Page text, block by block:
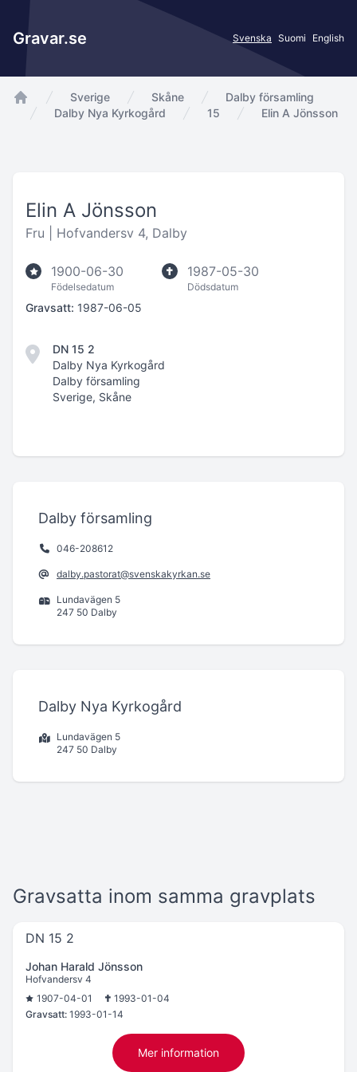
Gravar.se Svenska Suomi English
app.Start
Sverige Skåne
Dalby församling
Dalby Nya Kyrkogård
15 Elin A Jönsson
Elin A Jönsson
Fru | Hofvandersv 4, Dalby
1900-06-30
Födelsedatum
1987-05-30
Dödsdatum
Gravsatt: 1987-06-05
DN 15 2
Dalby Nya Kyrkogård
Dalby församling
Sverige, Skåne
Dalby församling
046-208612
dalby.pastorat@svenskakyrkan.se
Lundavägen 5
247 50 Dalby
Dalby Nya Kyrkogård
Lundavägen 5
247 50 Dalby
Gravsatta inom samma gravplats
DN 15 2
Johan Harald Jönsson
Hofvandersv 4
1907-04-01
1993-01-04
Gravsatt: 1993-01-14
Mer information